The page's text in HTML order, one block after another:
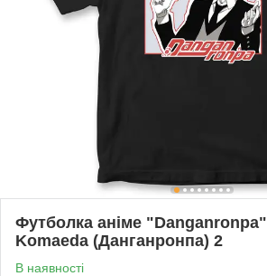
Футболка аніме
Komaeda (Данганронпа) 2
В наявності